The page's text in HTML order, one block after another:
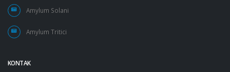
Amylum Solani
Amylum Tritici
KONTAK